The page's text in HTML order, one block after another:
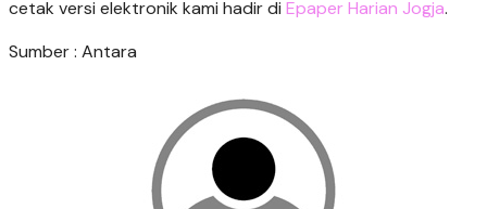
cetak versi elektronik kami hadir di Epaper Harian Jogja.
Sumber : Antara